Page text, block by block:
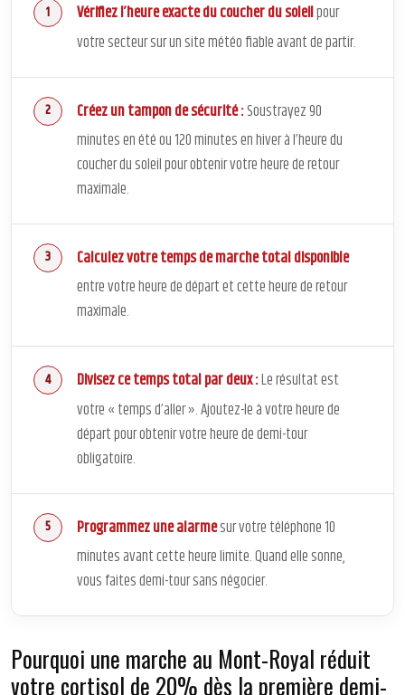
Vérifiez l’heure exacte du coucher du soleilpour
votre secteur sur un site météo fiable avant de partir.
Créez un tampon de sécurité :Soustrayez 90
minutes en été ou 120 minutes en hiver à l’heure du
coucher du soleil pour obtenir votre heure de retour
maximale.
Calculez votre temps de marche total disponible
entre votre heure de départ et cette heure de retour
maximale.
Divisez ce temps total par deux :Le résultat est
votre « temps d’aller ». Ajoutez-le à votre heure de
départ pour obtenir votre heure de demi-tour
obligatoire.
Programmez une alarmesur votre téléphone 10
minutes avant cette heure limite. Quand elle sonne,
vous faites demi-tour sans négocier.
Pourquoi une marche au Mont-Royal réduit
votre cortisol de 20% dès la première demi-